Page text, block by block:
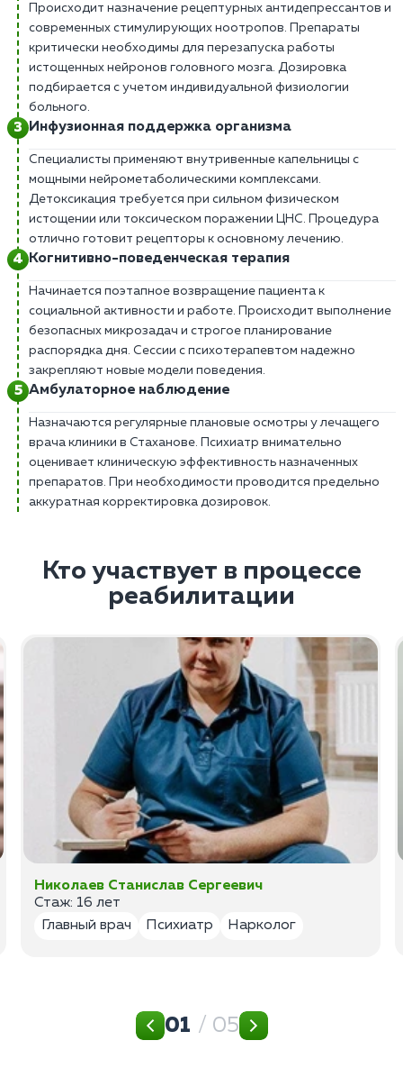
Происходит назначение рецептурных антидепрессантов и
современных стимулирующих ноотропов. Препараты
критически необходимы для перезапуска работы
истощенных нейронов головного мозга. Дозировка
подбирается с учетом индивидуальной физиологии
больного.
Инфузионная поддержка организма
Специалисты применяют внутривенные капельницы с
мощными нейрометаболическими комплексами.
Детоксикация требуется при сильном физическом
истощении или токсическом поражении ЦНС. Процедура
отлично готовит рецепторы к основному лечению.
Когнитивно-поведенческая терапия
Начинается поэтапное возвращение пациента к
социальной активности и работе. Происходит выполнение
безопасных микрозадач и строгое планирование
распорядка дня. Сессии с психотерапевтом надежно
закрепляют новые модели поведения.
Амбулаторное наблюдение
Назначаются регулярные плановые осмотры у лечащего
врача клиники в Стаханове. Психиатр внимательно
оценивает клиническую эффективность назначенных
препаратов. При необходимости проводится предельно
аккуратная корректировка дозировок.
Кто участвует в процессе
реабилитации
Николаев Станислав Сергеевич
Стаж: 16 лет
Главный врач
Психиатр Нарколог
01 / 05